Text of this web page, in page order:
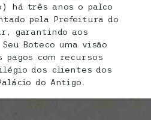
há três anos o palco
pela Prefeitura do
garantindo aos
Boteco uma visão
com recursos
dos clientes dos
do Antigo.